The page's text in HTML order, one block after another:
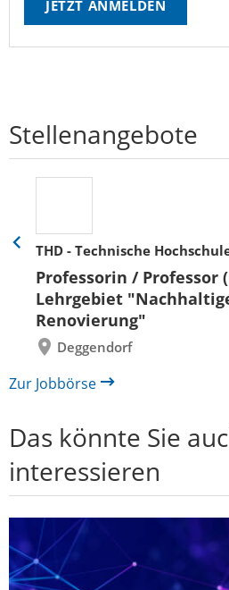
JETZT ANMELDEN
Stellenangebote
THD - Technische
Professorin / Professor
Lehrgebiet
Renovierung"
Deggendorf
Eine
zurück
Zur Jobbörse
Das könnte Sie
interessieren